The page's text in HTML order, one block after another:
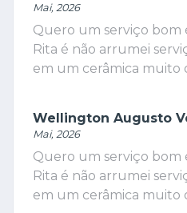
Mai, 2026
Quero um serviço bom
Rita é não arrumei
em um cerâmica muito
Wellington Augusto
Mai, 2026
Quero um serviço bom
Rita é não arrumei
em um cerâmica muito